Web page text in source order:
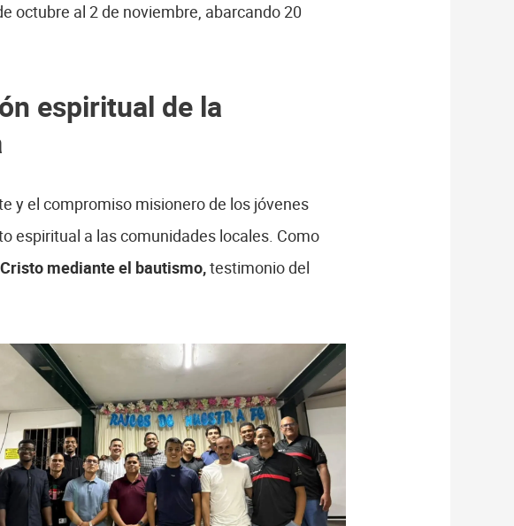
octubre al 2 de noviembre, abarcando 20
espiritual de la
y el compromiso misionero de los jóvenes
espiritual a las comunidades locales. Como
mediante el bautismo,testimonio del